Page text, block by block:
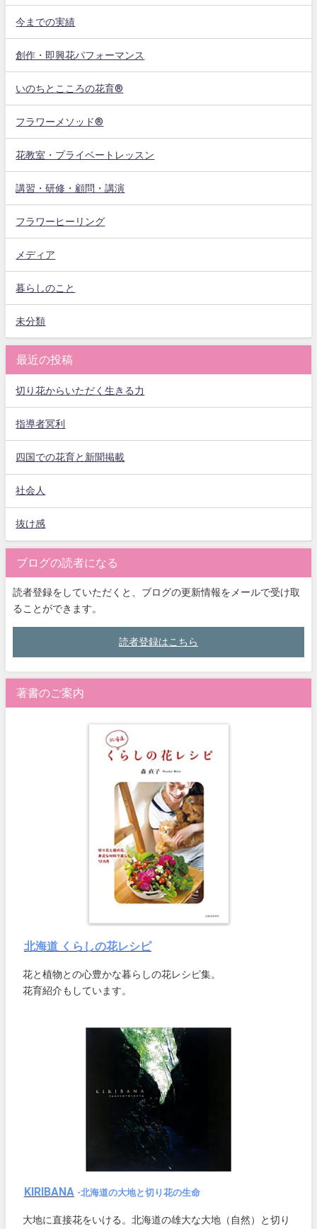
今までの実績
創作・即興花パフォーマンス
いのちとこころの花育®
フラワーメソッド®
花教室・プライベートレッスン
講習・研修・顧問・講演
フラワーヒーリング
メディア
暮らしのこと
未分類
最近の投稿
切り花からいただく生きる力
指導者冥利
四国での花育と新聞掲載
社会人
抜け感
ブログの読者になる
読者登録をしていただくと、ブログの更新情報をメールで受け取
ることができます。
読者登録はこちら
著書のご案内
北海道 くらしの花レシピ
花と植物との心豊かな暮らしの花レシピ集。
花育紹介もしています。
KIRIBANA -北海道の大地と切り花の生命
大地に直接花をいける。北海道の雄大な大地（自然）と切り